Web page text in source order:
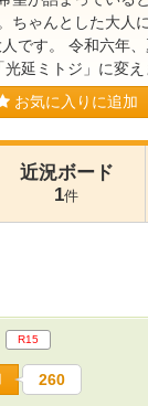
ちゃんとした大人
です。 令和六年
光延ミトジ」に変え
お気に入りに追加
近況ボード
1件
R15
260